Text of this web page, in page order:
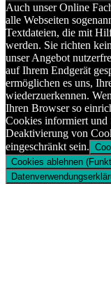
Auch unser Online
alle Webseiten
Textdateien, die mit
werden. Sie richten
unser Angebot
auf Ihrem Endgerät
ermöglichen es uns,
wiederzuerkennen.
Ihren Browser so
Cookies informiert und
Deaktivierung von
eingeschränkt sein.
Cookies ablehnen